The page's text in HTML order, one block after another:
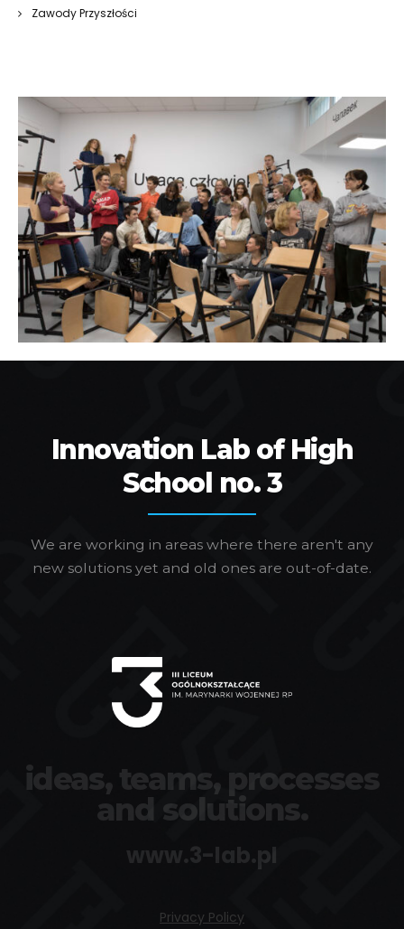
Zawody Przyszłości
Innovation Lab of High
School no. 3
We are working in areas where there aren't any
new solutions yet and old ones are out-of-date.
ideas, teams, processes
and solutions.
www.3-lab.pl
Privacy Policy